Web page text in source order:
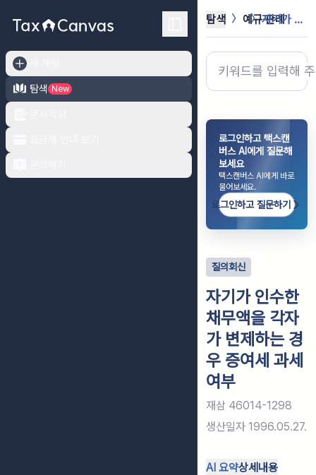
탐색
New
탐색 예규·판례 자기가 인수한 채무액을 각자가 변제하...
로그인하고 택스캔
버스 AI에게 질문해
보세요
택스캔버스 AI에게 바로
물어보세요.
로그인하고 질문하기
질의회신
자기가 인수한
채무액을 각자
가 변제하는 경
우 증여세 과세
여부
재삼 46014-1298
생산일자 1996.05.27.
AI 요약상세내용